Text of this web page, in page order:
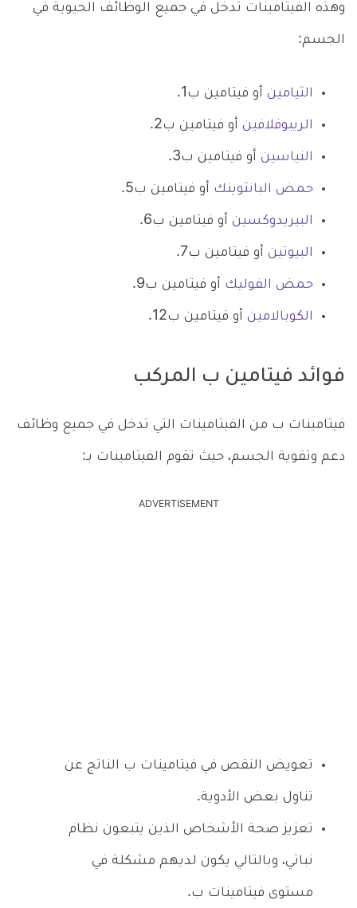
وهذه الفيتامينات تدخل في جميع الوظائف الحيوية في
الجسم:
الثيامين أو فيتامين ب1.
الريبوفلافين أو فيتامين ب2.
النياسين أو فيتامين ب3.
حمض البانثوينك أو فيتامين ب5.
البيريدوكسين أو فيتامين ب6.
البيوتين أو فيتامين ب7.
حمض الفوليك أو فيتامين ب9.
الكوبالامين أو فيتامين ب12.
فوائد فيتامين ب المركب
فيتامينات ب من الفيتامينات التي تدخل في جميع وظائف
دعم وتقوية الجسم، حيث تقوم الفيتامينات بـ:
ADVERTISEMENT
تعويض النقص في فيتامينات ب الناتج عن
تناول بعض الأدوية.
تعزيز صحة الأشخاص الذين يتبعون نظام
نباتي، وبالتالي يكون لديهم مشكلة في
مستوى فيتامينات ب.